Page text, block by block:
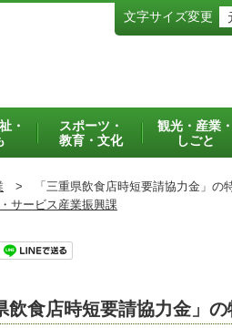
文字サイズ変更
・
スポーツ・
教育・文化
観光・産業・
しごと
> 「三重県飲食店時短要請協力金」の
サービス産業振興課
飲食店時短要請協力金」